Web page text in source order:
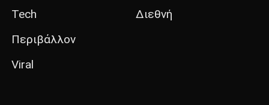
Tech
Περιβάλλον
Viral
Διεθνή